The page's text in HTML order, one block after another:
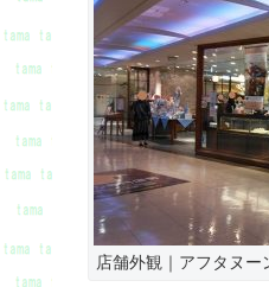
店舗外観｜アフタヌ